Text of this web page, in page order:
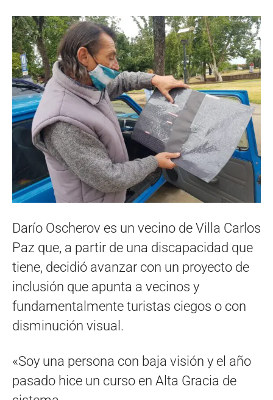
Darío Oscherov es un vecino de Villa Carlos
Paz que, a partir de una discapacidad que
tiene, decidió avanzar con un proyecto de
inclusión que apunta a vecinos y
fundamentalmente turistas ciegos o con
disminución visual.
«Soy una persona con baja visión y el año
pasado hice un curso en Alta Gracia de